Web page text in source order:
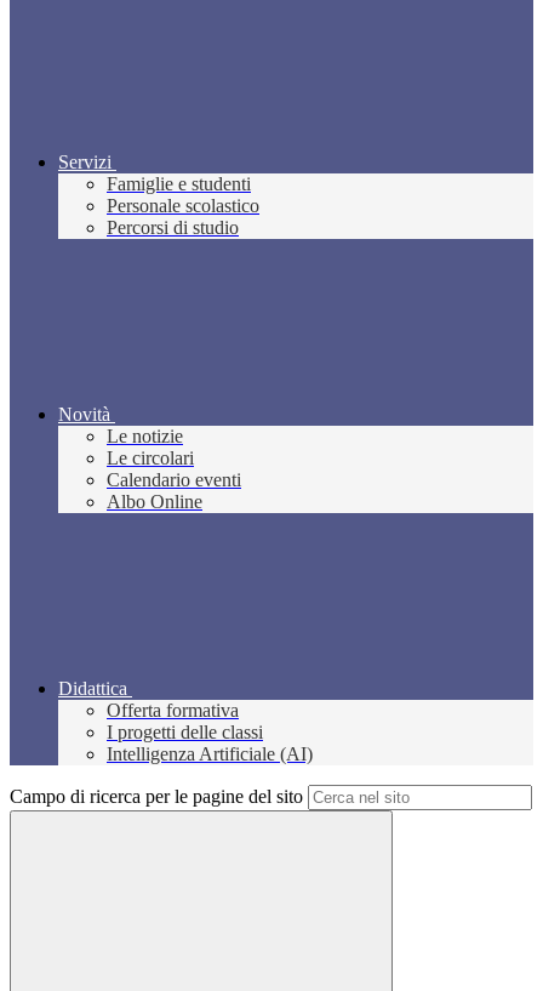
Servizi
Famiglie e studenti
Personale scolastico
Percorsi di studio
Novità
Le notizie
Le circolari
Calendario eventi
Albo Online
Didattica
Offerta formativa
I progetti delle classi
Intelligenza Artificiale (AI)
Campo di ricerca per le pagine del sito